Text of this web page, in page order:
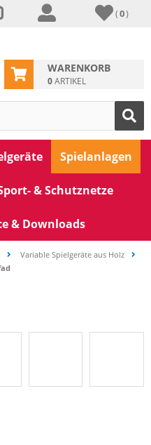
(0)
WARENKORB
0ARTIKEL
Spielanlagen
& Schutznetze
& Downloads
Variable Spielgeräte aus Holz